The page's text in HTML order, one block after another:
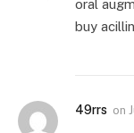
oral
buy
49rrs on